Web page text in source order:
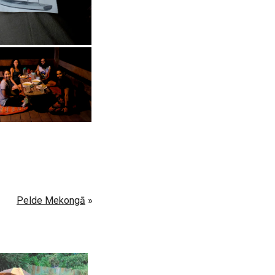
Pelde Mekongā »